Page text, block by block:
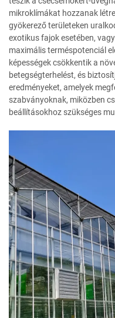
mikroklímákat hozzanak
gyökerező területeken
exotikus fajok esetében,
maximális terméspotenciál
képességek csökkentik a
betegségterhelést, és
eredményeket, amelyek
szabványoknak, miközben
beállításokhoz szükséges